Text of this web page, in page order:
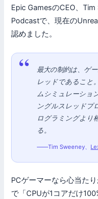
Epic GamesのCEO、
Podcastで、現在の
認めました。
最大の制約は、ゲ
レッドであること
ムシミュレーショ
ングルスレッドプ
ログラミングより
る。
——Tim Sweeney、
PCゲーマーなら心当た
で「CPUが1コアだけ